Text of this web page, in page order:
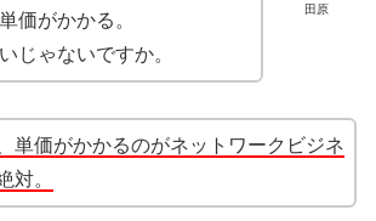
田原
価がかかる。
じゃないですか。
単価がかかるのがネットワークビジネ
対。